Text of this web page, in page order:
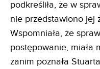
podkreśliła, że w
nie przedstawiono jej
Wspomniała, że
postępowanie, miała
zanim poznała